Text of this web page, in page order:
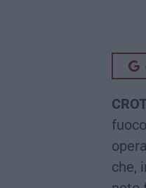
che,